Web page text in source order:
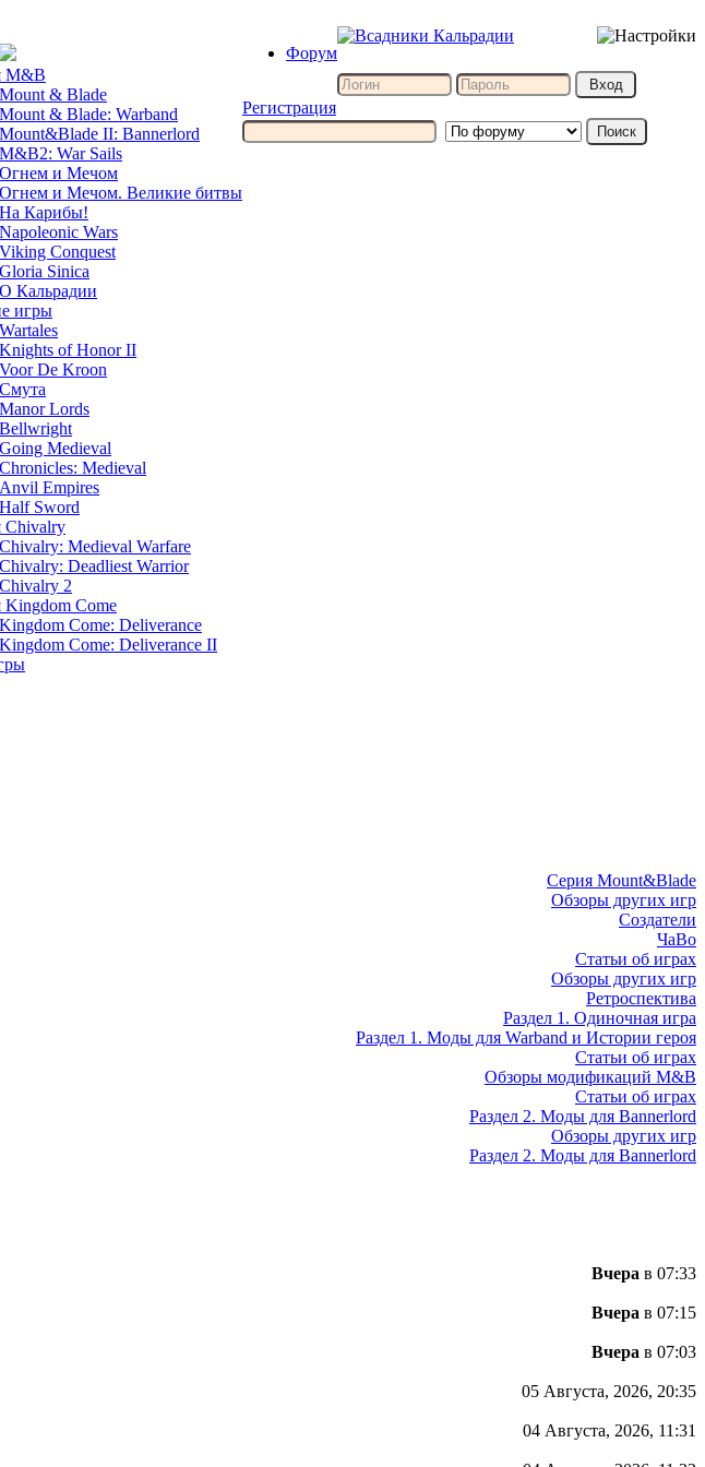
M&B
Mount & Blade
Mount & Blade: Warband
Mount&Blade II: Bannerlord
M&B2: War Sails
Огнем и Мечом
Огнем и Мечом. Великие битвы
На Карибы!
Napoleonic Wars
Viking Conquest
Gloria Sinica
О Кальрадии
игры
Wartales
Knights of Honor II
Voor De Kroon
Смута
Manor Lords
Bellwright
Going Medieval
Chronicles: Medieval
Anvil Empires
Half Sword
Chivalry
Chivalry: Medieval Warfare
Chivalry: Deadliest Warrior
Chivalry 2
Kingdom Come
Kingdom Come: Deliverance
Kingdom Come: Deliverance II
Форум
Регистрация
Серия Mount&Blade
Обзоры других игр
Создатели
ЧаВо
Статьи об играх
Обзоры других игр
Ретроспектива
Раздел 1. Одиночная игра
Раздел 1. Моды для Warband и Истории героя
Статьи об играх
Обзоры модификаций M&B
Статьи об играх
Раздел 2. Моды для Bannerlord
Обзоры других игр
Раздел 2. Моды для Bannerlord
Вчера в 07:33
Вчера в 07:15
Вчера в 07:03
05 Августа, 2026, 20:35
04 Августа, 2026, 11:31